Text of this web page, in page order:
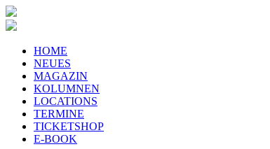
HOME
NEUES
MAGAZIN
KOLUMNEN
LOCATIONS
TERMINE
TICKETSHOP
E-BOOK